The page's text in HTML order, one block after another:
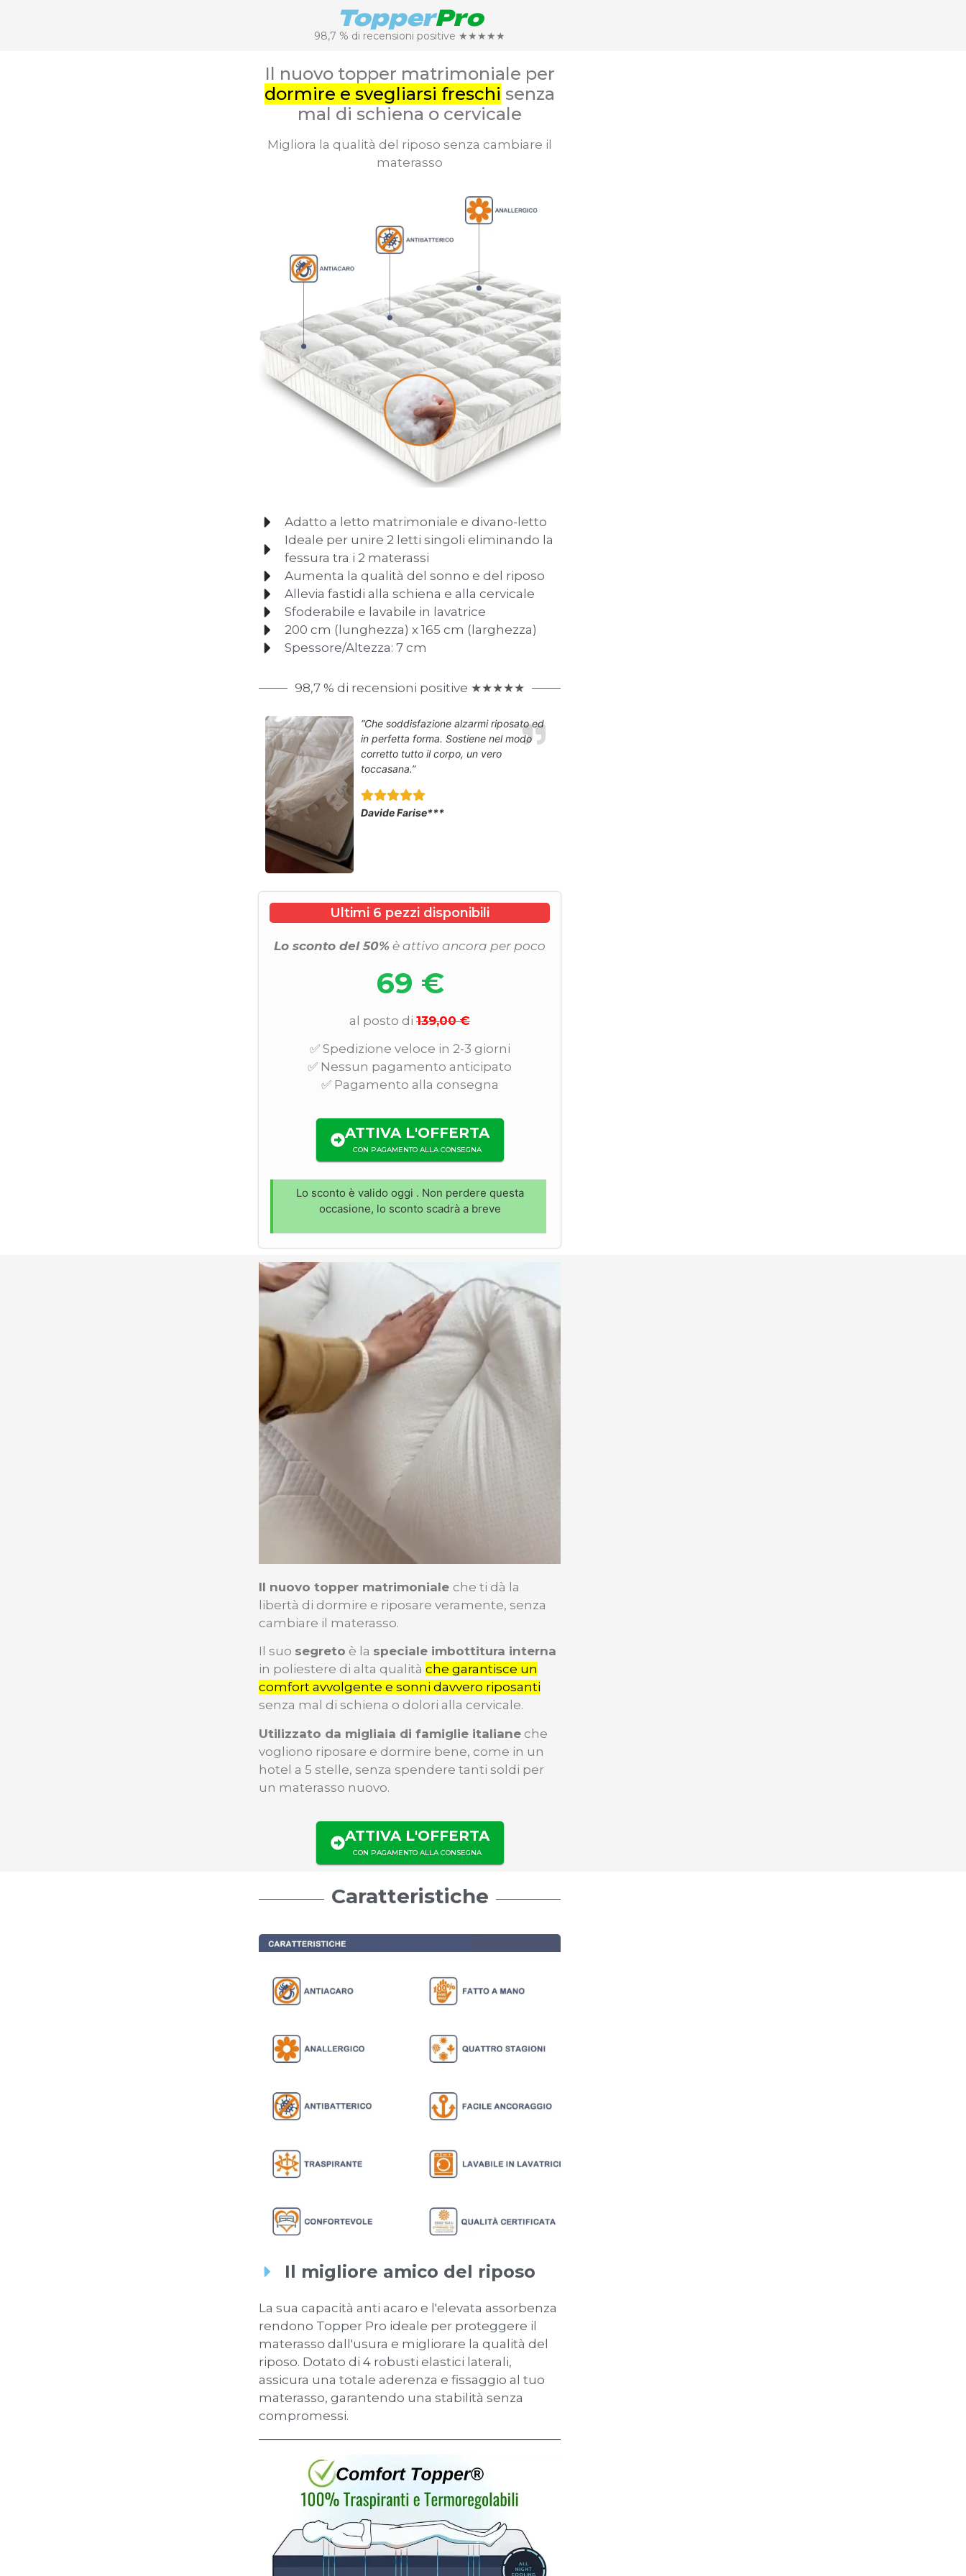
TopperPro
98,7 % di recensioni positive ★★★★★
Il nuovo topper matrimoniale per
dormire e svegliarsi freschi senza
mal di schiena o cervicale
Migliora la qualità del riposo senza cambiare il
materasso
Adatto a letto matrimoniale e divano-letto
Ideale per unire 2 letti singoli eliminando la
fessura tra i 2 materassi
Aumenta la qualità del sonno e del riposo
Allevia fastidi alla schiena e alla cervicale
Sfoderabile e lavabile in lavatrice
200 cm (lunghezza) x 165 cm (larghezza)
Spessore/Altezza: 7 cm
98,7 % di recensioni positive ★★★★★
“Che soddisfazione alzarmi riposato ed
in perfetta forma. Sostiene nel modo
corretto tutto il corpo, un vero
toccasana.”
Davide Farise***
Ultimi 6 pezzi disponibili
Lo sconto del 50% è attivo ancora per poco
69 €
al posto di 139,00 €
✅ Spedizione veloce in 2-3 giorni
✅ Nessun pagamento anticipato
✅ Pagamento alla consegna
ATTIVA L'OFFERTA
CON PAGAMENTO ALLA CONSEGNA
Lo sconto è valido oggi . Non perdere questa
occasione, lo sconto scadrà a breve
Il nuovo topper matrimoniale che ti dà la
libertà di dormire e riposare veramente, senza
cambiare il materasso.
Il suo segreto è la speciale imbottitura interna
in poliestere di alta qualità che garantisce un
comfort avvolgente e sonni davvero riposanti
senza mal di schiena o dolori alla cervicale.
Utilizzato da migliaia di famiglie italiane che
vogliono riposare e dormire bene, come in un
hotel a 5 stelle, senza spendere tanti soldi per
un materasso nuovo.
ATTIVA L'OFFERTA
CON PAGAMENTO ALLA CONSEGNA
Caratteristiche
Il migliore amico del riposo
La sua capacità anti acaro e l'elevata assorbenza
rendono Topper Pro ideale per proteggere il
materasso dall'usura e migliorare la qualità del
riposo. Dotato di 4 robusti elastici laterali,
assicura una totale aderenza e fissaggio al tuo
materasso, garantendo una stabilità senza
compromessi.